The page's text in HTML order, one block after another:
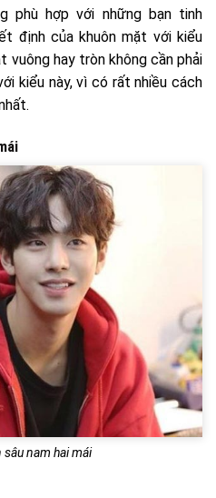
phù hợp với những bạn tinh
định của khuôn mặt với kiểu
vuông hay tròn không cần phải
kiểu này, vì có rất nhiều cách
nam hai mái